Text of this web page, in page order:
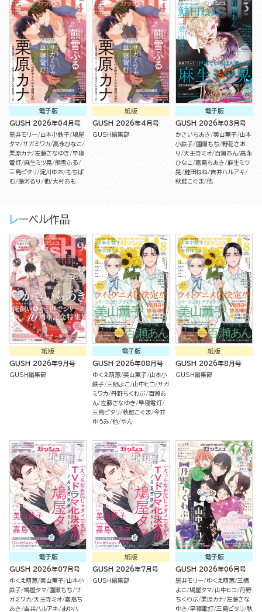
電子版
GUSH 2026年04月号
黒井モリー 山本小鉄子 鳩屋
タマ サガミワカ 高永ひなこ
栗原カナ 左藤さなゆき 早寝
電灯 麻生ミツ晃 熊雪ふる
三島ピタリ 淀川ゆお もちぱ
む 藤河るり 他 大村あも
紙版
GUSH 2026年4月号
GUSH編集部
電子版
GUSH 2026年03月号
かさいちあき 美山薫子 山本
小鉄子 園瀬もち 野花さお
り
天王寺ミオ 百瀬あん 高永
ひなこ 嘉島ちあき 麻生ミツ
晃 鮭田ねね 吉井ハルアキ
秋鮭こぐま 他
レーベル作品
紙版
GUSH 2026年9月号
GUSH編集部
電子版
GUSH 2026年08月号
ゆくえ萌葱 美山薫子 山本小
鉄子 三栖よこ 山中ヒコ サガ
ミワカ 丹野ちくわぶ 百瀬あ
ん 左藤さなゆき 早寝電灯
三島ピタリ
秋鮭こぐま 今井
ゆうみ 他 やん
紙版
GUSH 2026年8月号
GUSH編集部
電子版
GUSH 2026年07月号
ゆくえ萌葱 美山薫子 山本小
鉄子 鳩屋タマ 園瀬もち サ
ガミワカ 天王寺ミオ 嘉島ち
あき 吉井ハルアキ
まゆハ
紙版
GUSH 2026年7月号
GUSH編集部
電子版
GUSH 2026年06月号
黒井モリー ゆくえ萌葱 三栖
よこ 鳩屋タマ 山中ヒコ 丹野
ちくわぶ 栗原カナ 左藤さな
ゆき 早寝電灯 三島ピタリ
秋